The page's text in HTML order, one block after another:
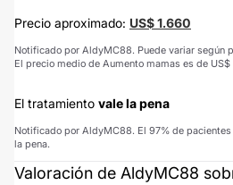
Precio aproximado: US$ 1.660
Notificado por AldyMC88. Puede variar según
El precio medio de Aumento mamas es de
El tratamiento vale la pena
Notificado por AldyMC88. El 97% de
la pena.
Valoración de AldyMC88